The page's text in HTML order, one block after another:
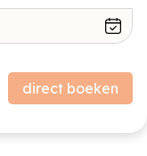
0,00
direct boeken